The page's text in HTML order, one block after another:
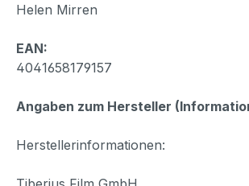
Helen Mirren
EAN:
4041658179157
Angaben zum Hersteller
Herstellerinformationen: